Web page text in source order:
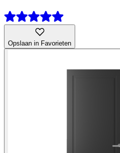
Opslaan in Favorieten